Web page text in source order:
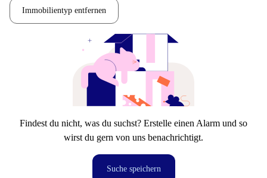
Immobilientyp entfernen
Findest du nicht, was du suchst? Erstelle einen Alarm und so
wirst du gern von uns benachrichtigt.
Suche speichern